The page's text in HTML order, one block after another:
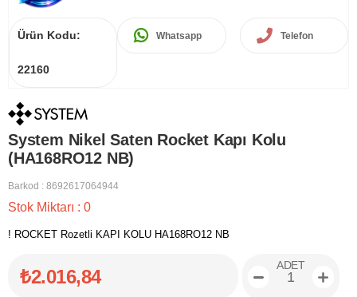
Ürün Kodu:
22160
Whatsapp Telefon
System Nikel Saten Rocket Kapı Kolu
(HA168RO12 NB)
Barkod : 8692617064944
Stok Miktarı : 0
! ROCKET Rozetli KAPI KOLU HA168RO12 NB
₺2.016,84
ADET